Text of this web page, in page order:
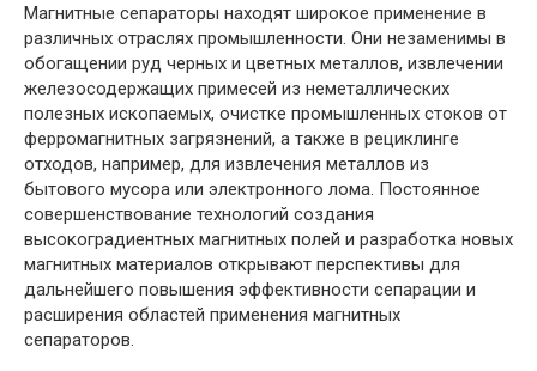
Магнитные сепараторы находят широкое применение в
различных отраслях промышленности. Они незаменимы в
обогащении руд черных и цветных металлов, извлечении
железосодержащих примесей из неметаллических
полезных ископаемых, очистке промышленных стоков от
ферромагнитных загрязнений, а также в рециклинге
отходов, например, для извлечения металлов из
бытового мусора или электронного лома. Постоянное
совершенствование технологий создания
высокоградиентных магнитных полей и разработка новых
магнитных материалов открывают перспективы для
дальнейшего повышения эффективности сепарации и
расширения областей применения магнитных
сепараторов.